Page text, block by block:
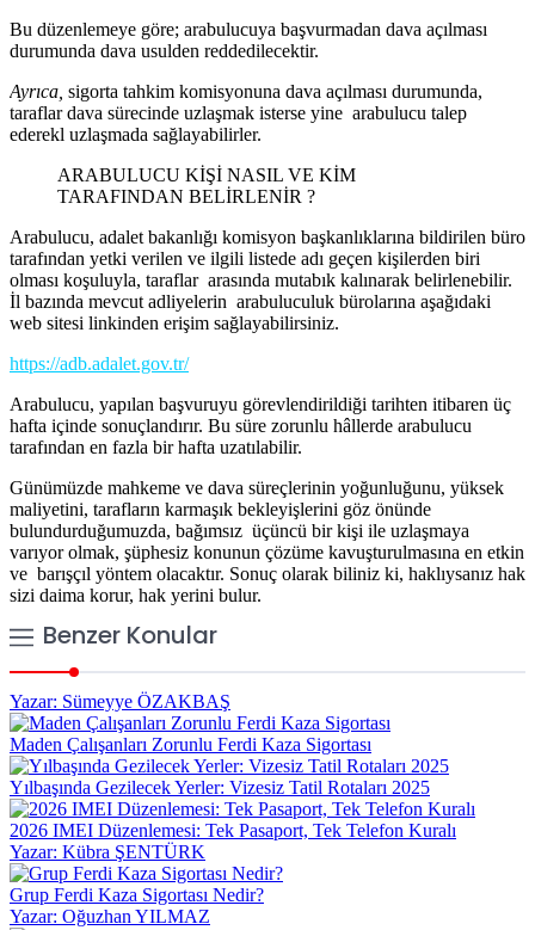
Bu düzenlemeye göre; arabulucuya başvurmadan dava açılması
durumunda dava usulden reddedilecektir.
Ayrıca, sigorta tahkim komisyonuna dava açılması durumunda,
taraflar dava sürecinde uzlaşmak isterse yine arabulucu talep
ederekl uzlaşmada sağlayabilirler.
ARABULUCU KİŞİ NASIL VE KİM
TARAFINDAN BELİRLENİR ?
Arabulucu, adalet bakanlığı komisyon başkanlıklarına bildirilen büro
tarafından yetki verilen ve ilgili listede adı geçen kişilerden biri
olması koşuluyla, taraflar arasında mutabık kalınarak belirlenebilir.
İl bazında mevcut adliyelerin arabuluculuk bürolarına aşağıdaki
web sitesi linkinden erişim sağlayabilirsiniz.
https://adb.adalet.gov.tr/
Arabulucu, yapılan başvuruyu görevlendirildiği tarihten itibaren üç
hafta içinde sonuçlandırır. Bu süre zorunlu hâllerde arabulucu
tarafından en fazla bir hafta uzatılabilir.
Günümüzde mahkeme ve dava süreçlerinin yoğunluğunu, yüksek
maliyetini, tarafların karmaşık bekleyişlerini göz önünde
bulundurduğumuzda, bağımsız üçüncü bir kişi ile uzlaşmaya
varıyor olmak, şüphesiz konunun çözüme kavuşturulmasına en etkin
ve barışçıl yöntem olacaktır. Sonuç olarak biliniz ki, haklıysanız hak
sizi daima korur, hak yerini bulur.
Benzer Konular
Yazar: Sümeyye ÖZAKBAŞ
Maden Çalışanları Zorunlu Ferdi Kaza Sigortası
Yılbaşında Gezilecek Yerler: Vizesiz Tatil Rotaları 2025
2026 IMEI Düzenlemesi: Tek Pasaport, Tek Telefon Kuralı
Yazar: Kübra ŞENTÜRK
Grup Ferdi Kaza Sigortası Nedir?
Yazar: Oğuzhan YILMAZ